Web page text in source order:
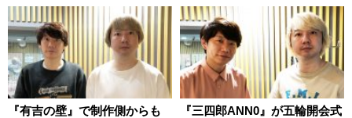
『有吉の壁』で制作側からも
『三四郎ANN0』が五輪開会式